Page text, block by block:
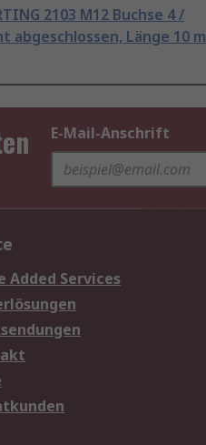
2103 M12 Buchse 4 /
abgeschlossen, Länge 10 m
E-Mail-Anschrift
Added Services